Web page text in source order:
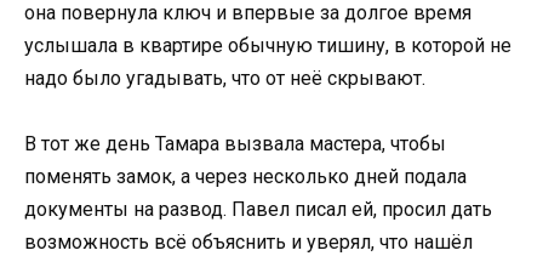
она повернула ключ и впервые за долгое время
услышала в квартире обычную тишину, в которой не
надо было угадывать, что от неё скрывают.
В тот же день Тамара вызвала мастера, чтобы
поменять замок, а через несколько дней подала
документы на развод. Павел писал ей, просил дать
возможность всё объяснить и уверял, что нашёл